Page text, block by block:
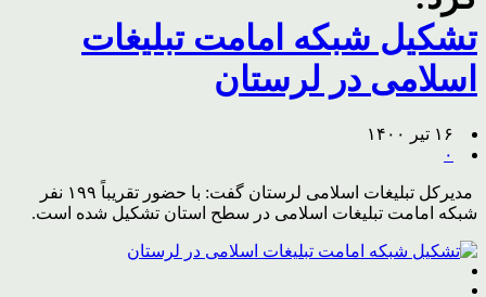
تشکیل شبکه امامت تبلیغات
اسلامی در لرستان
۱۶ تیر ۱۴۰۰
۰
مدیرکل تبلیغات اسلامی لرستان گفت: با حضور تقریباً ۱۹۹ نفر
شبکه امامت تبلیغات اسلامی در سطح استان تشکیل شده است.